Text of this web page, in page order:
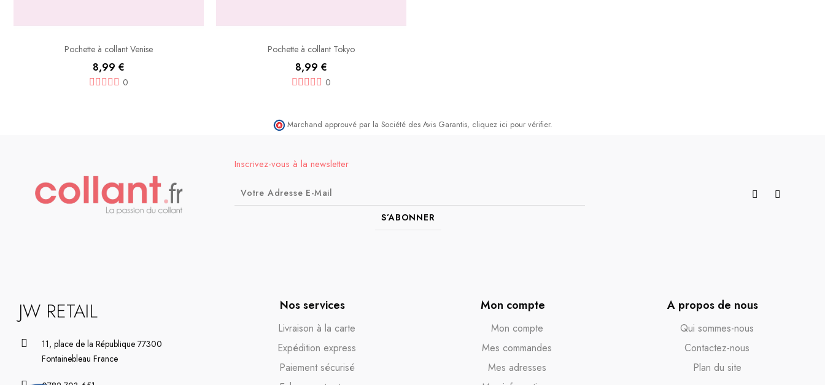
Pochette à collant Venise
8,99 €
0
Pochette à collant Tokyo
8,99 €
0
Marchand approuvé par la Société des Avis Garantis, cliquez ici pour vérifier.
Inscrivez-vous à la newsletter
S’ABONNER
JW RETAIL
11, place de la République 77300
Fontainebleau France
Nos services
Livraison à la carte
Expédition express
Paiement sécurisé
Mon compte
Mon compte
Mes commandes
Mes adresses
A propos de nous
Qui sommes-nous
Contactez-nous
Plan du site